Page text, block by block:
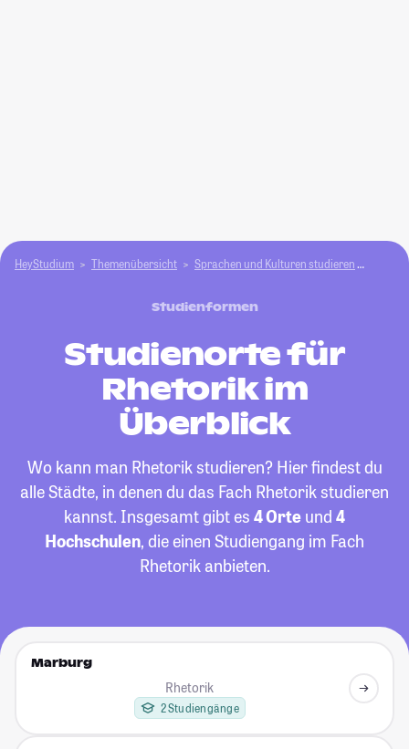
HeyStudium Themenübersicht Sprachen und Kulturen studieren
Studienformen
Studienorte für
Rhetorik im
Überblick
Wo kann man Rhetorik studieren? Hier findest du
alle Städte, in denen du das Fach Rhetorik studieren
kannst. Insgesamt gibt es 4 Orte und 4
Hochschulen, die einen Studiengang im Fach
Rhetorik anbieten.
Marburg
Rhetorik
2 Studiengänge